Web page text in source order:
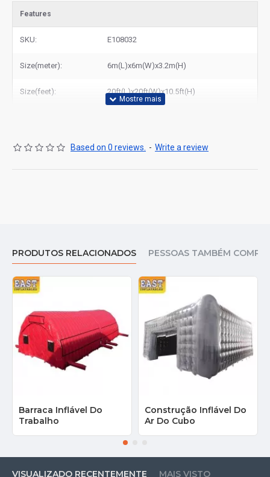
Features
SKU: E108032
Size(meter): 6m(L)x6m(W)x3.2m(H)
Size(feet): 20ft(L)x20ft(W)x10.5ft(H)
Based on 0 reviews. - Write a review
PRODUTOS RELACIONADOS PESSOAS TAMBÉM
Barraca Inflável Do
Trabalho
Construção Inflável Do
Ar Do Cubo
VISUALIZADO RECENTEMENTE MAIS VISTO